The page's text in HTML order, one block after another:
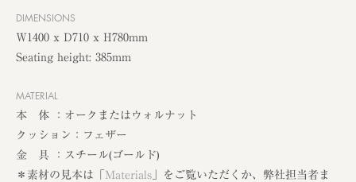
DIMENSIONS
W1400 x D710 x H780mm
Seating height: 385mm
MATERIAL
本 体 ：オークまたはウォルナット
クッション：フェザー
金 具 ：スチール(ゴールド)
＊素材の見本は「 Materials 」をご覧いただくか、弊社担当者ま